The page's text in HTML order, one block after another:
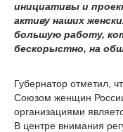
инициативы и
активу наших
большую работу,
бескорыстно, на
Губернатор отметил,
Союзом женщин
организациями
В центре внимания